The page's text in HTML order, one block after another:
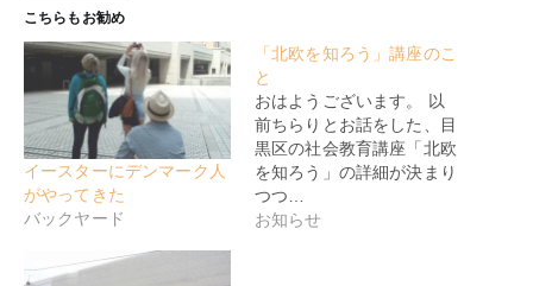
こちらもお勧め
イースターにデンマーク人
がやってきた
バックヤード
「北欧を知ろう」講座のこ
と
おはようございます。 以
前ちらりとお話をした、目
黒区の社会教育講座「北欧
を知ろう」の詳細が決まり
つつ…
お知らせ